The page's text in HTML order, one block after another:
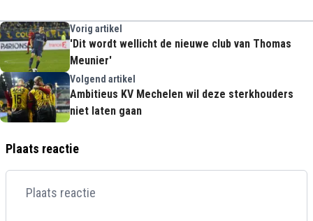
Vorig artikel
'Dit wordt wellicht de nieuwe club van Thomas
Meunier'
Volgend artikel
Ambitieus KV Mechelen wil deze sterkhouders
niet laten gaan
Plaats reactie